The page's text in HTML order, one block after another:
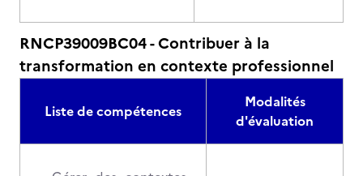
RNCP39009BC04 - Contribuer à la
transformation en contexte professionnel
Liste de compétences
Modalités
d'évaluation